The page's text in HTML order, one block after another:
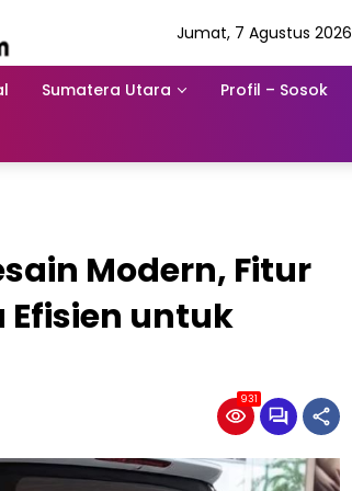
Jumat, 7 Agustus 2026
Sumatera Utara Profil – Sosok
Modern, Fitur
Efisien untuk
931